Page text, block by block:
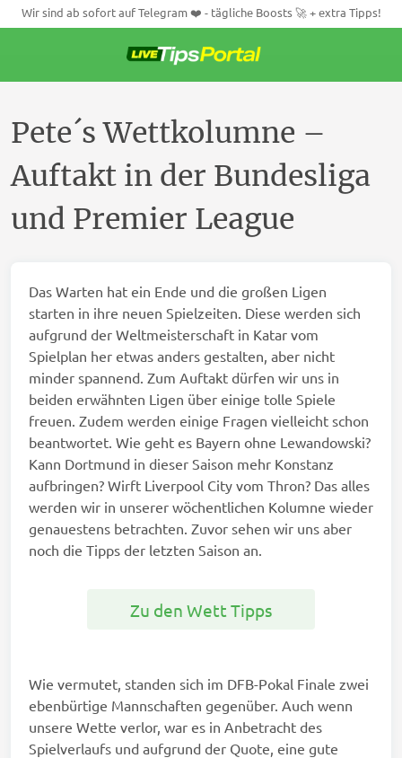
Wir sind ab sofort auf Telegram ❤️ - tägliche Boosts 🚀 + extra Tipps!
Inhalt
Pete´s Wettkolumne –
Auftakt in der Bundesliga
und Premier League
Das Warten hat ein Ende und die großen Ligen
starten in ihre neuen Spielzeiten. Diese werden sich
aufgrund der Weltmeisterschaft in Katar vom
Spielplan her etwas anders gestalten, aber nicht
minder spannend. Zum Auftakt dürfen wir uns in
beiden erwähnten Ligen über einige tolle Spiele
freuen. Zudem werden einige Fragen vielleicht schon
beantwortet. Wie geht es Bayern ohne Lewandowski?
Kann Dortmund in dieser Saison mehr Konstanz
aufbringen? Wirft Liverpool City vom Thron? Das alles
werden wir in unserer wöchentlichen Kolumne wieder
genauestens betrachten. Zuvor sehen wir uns aber
noch die Tipps der letzten Saison an.
Zu den Wett Tipps
Wie vermutet, standen sich im DFB-Pokal Finale zwei
ebenbürtige Mannschaften gegenüber. Auch wenn
unsere Wette verlor, war es in Anbetracht des
Spielverlaufs und aufgrund der Quote, eine gute